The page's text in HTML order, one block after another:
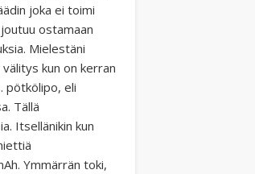
joka ei toimi
ostamaan
Mielestäni
kun on kerran
pötkölipo, eli
Tällä
Itsellänikin kun
Ymmärrän toki,